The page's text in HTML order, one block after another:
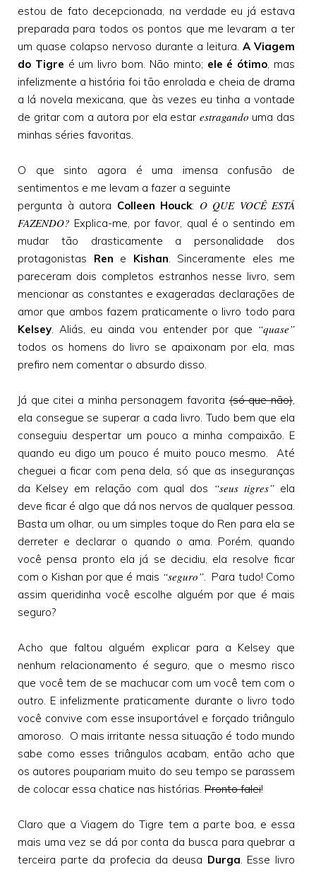
estou de fato decepcionada, na verdade eu já estava
preparada para todos os pontos que me levaram a ter
um quase colapso nervoso durante a leitura. A Viagem
do Tigre é um livro bom. Não minto; ele é ótimo, mas
infelizmente a história foi tão enrolada e cheia de drama
a lá novela mexicana, que às vezes eu tinha a vontade
de gritar com a autora por ela estar estragando uma das
minhas séries favoritas.
O que sinto agora é uma imensa confusão de
sentimentos e me levam a fazer a seguinte
pergunta à autora Colleen Houck: O QUE VOCÊ ESTÁ
FAZENDO? Explica-me, por favor, qual é o sentindo em
mudar tão drasticamente a personalidade dos
protagonistas Ren e Kishan. Sinceramente eles me
pareceram dois completos estranhos nesse livro, sem
mencionar as constantes e exageradas declarações de
amor que ambos fazem praticamente o livro todo para
Kelsey. Aliás, eu ainda vou entender por que “quase”
todos os homens do livro se apaixonam por ela, mas
prefiro nem comentar o absurdo disso.
Já que citei a minha personagem favorita(só que não),
ela consegue se superar a cada livro. Tudo bem que ela
conseguiu despertar um pouco a minha compaixão. E
quando eu digo um pouco é muito pouco mesmo. Até
cheguei a ficar com pena dela, só que as inseguranças
da Kelsey em relação com qual dos “seus tigres” ela
deve ficar é algo que dá nos nervos de qualquer pessoa.
Basta um olhar, ou um simples toque do Ren para ela se
derreter e declarar o quando o ama. Porém, quando
você pensa pronto ela já se decidiu, ela resolve ficar
com o Kishan por que é mais “seguro”. Para tudo! Como
assim queridinha você escolhe alguém por que é mais
seguro?
Acho que faltou alguém explicar para a Kelsey que
nenhum relacionamento é seguro, que o mesmo risco
que você tem de se machucar com um você tem com o
outro. E infelizmente praticamente durante o livro todo
você convive com esse insuportável e forçado triângulo
amoroso. O mais irritante nessa situação é todo mundo
sabe como esses triângulos acabam, então acho que
os autores poupariam muito do seu tempo se parassem
de colocar essa chatice nas histórias. Pronto falei!
Claro que a Viagem do Tigre tem a parte boa, e essa
mais uma vez se dá por conta da busca para quebrar a
terceira parte da profecia da deusa Durga. Esse livro